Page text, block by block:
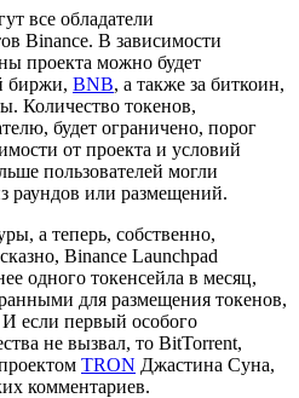
все обладатели
Binance. В зависимости
проекта можно будет
биржи, BNB, а также за биткоин,
Количество токенов,
будет ограничено, порог
от проекта и условий
пользователей могли
раундов или размещений.
а теперь, собственно,
Binance Launchpad
одного токенсейла в месяц,
для размещения токенов,
И если первый особого
не вызвал, то BitTorrent,
TRON Джастина Суна,
комментариев.